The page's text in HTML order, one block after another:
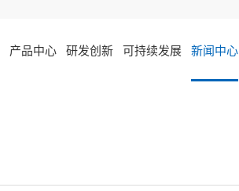
产品中心 研发创新 可持续发展 新闻中心